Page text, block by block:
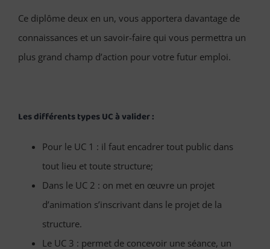
Ce diplôme deux en un, vous apportera davantage de
connaissances et un savoir-faire qui vous permettra un
plus grand champ d’action pour votre futur emploi.
Les différents types UC à valider :
Pour le UC 1 : il faut encadrer tout public dans
tout lieu et toute structure;
Dans le UC 2 : on met en œuvre un projet
d’animation s’inscrivant dans le projet de la
structure.
Le UC 3 : permet de concevoir une séance, un